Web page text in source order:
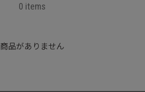
0 items
商品がありません